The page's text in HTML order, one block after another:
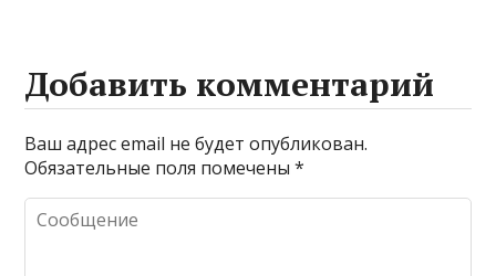
Добавить комментарий
Ваш адрес email не будет опубликован.
Обязательные поля помечены*